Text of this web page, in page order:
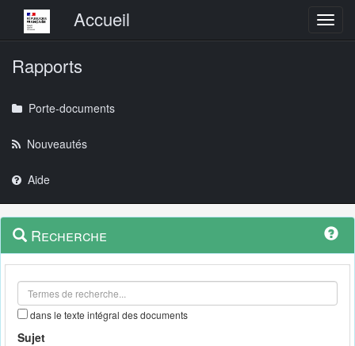
Menu principalAccueil
Rapports
Porte-documents
Nouveautés
Aide
Navigation
outils
Menu
contextuel
Recherche
dans le texte intégral des documents
Sujet